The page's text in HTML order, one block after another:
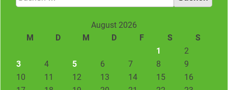
nach:
August 2026
M
D M D F S
S
1
2
3
4 5 6 7 8
9
10
11 12 13 14 15
16